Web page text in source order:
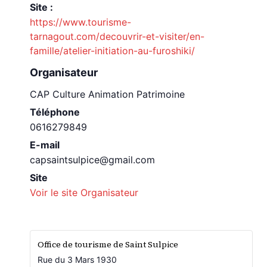
Site :
https://www.tourisme-
tarnagout.com/decouvrir-et-visiter/en-
famille/atelier-initiation-au-furoshiki/
Organisateur
CAP Culture Animation Patrimoine
Téléphone
0616279849
E-mail
capsaintsulpice@gmail.com
Site
Voir le site Organisateur
Office de tourisme de Saint Sulpice
Rue du 3 Mars 1930